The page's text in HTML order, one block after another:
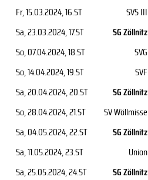
Fr, 15.03.2024, 16.ST SVS III
Sa, 23.03.2024, 17.ST SG Zöllnitz
So, 07.04.2024, 18.ST SVG
So, 14.04.2024, 19.ST SVF
Sa, 20.04.2024, 20.ST SG Zöllnitz
So, 28.04.2024, 21.ST SV Wöllmisse
Sa, 04.05.2024, 22.ST SG Zöllnitz
Sa, 11.05.2024, 23.ST Union
Sa, 25.05.2024, 24.ST SG Zöllnitz